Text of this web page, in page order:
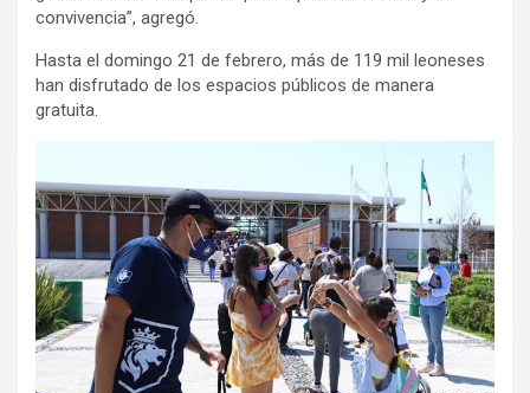
convivencia”, agregó.
Hasta el domingo 21 de febrero, más de 119 mil leoneses
han disfrutado de los espacios públicos de manera
gratuita.